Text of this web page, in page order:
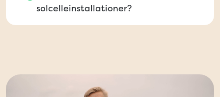
solcelleinstallationer?